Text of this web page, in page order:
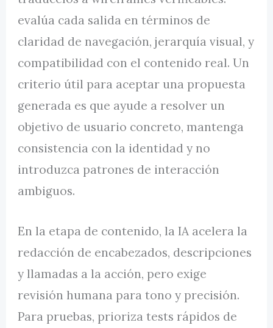
evalúa cada salida en términos de
claridad de navegación, jerarquía visual, y
compatibilidad con el contenido real. Un
criterio útil para aceptar una propuesta
generada es que ayude a resolver un
objetivo de usuario concreto, mantenga
consistencia con la identidad y no
introduzca patrones de interacción
ambiguos.
En la etapa de contenido, la IA acelera la
redacción de encabezados, descripciones
y llamadas a la acción, pero exige
revisión humana para tono y precisión.
Para pruebas, prioriza tests rápidos de